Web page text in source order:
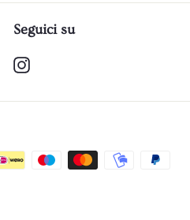
Seguici su
Instagram